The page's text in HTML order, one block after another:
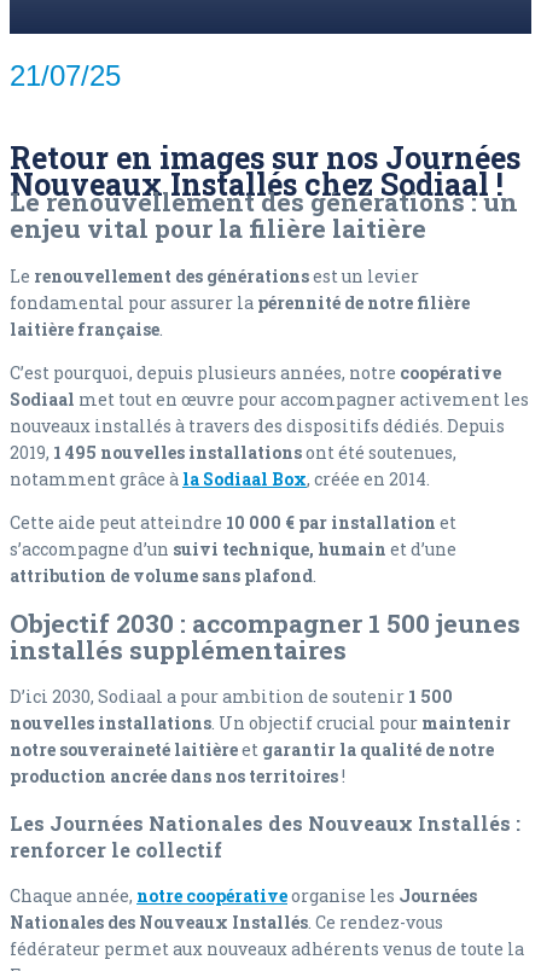
21/07/25
Retour en images sur nos Journées
Nouveaux Installés chez Sodiaal !
Le renouvellement des générations : un
enjeu vital pour la filière laitière
Le renouvellement des générationsest un levier
fondamental pour assurer la pérennité de notre filière
laitière française
C’est pourquoi, depuis plusieurs années, notre coopérative
Sodiaal met tout en œuvre pour accompagner activement les
nouveaux installés à travers des dispositifs dédiés. Depuis
2019, 1 495 nouvelles installationsont été soutenues,
notamment grâce à la Sodiaal Box, créée en 2014.
Cette aide peut atteindre 10 000 € par installation et
s’accompagne d’un suivi technique, humain et d’une
attribution de volume sans plafond
Objectif 2030 : accompagner 1 500 jeunes
installés supplémentaires
D’ici 2030, Sodiaal a pour ambition de soutenir 1 500
nouvelles installations. Un objectif crucial pour maintenir
notre souveraineté laitièreet garantir la qualité de notre
production ancrée dans nos territoires!
Les Journées Nationales des Nouveaux Installés :
renforcer le collectif
Chaque année, notre coopérativeorganise les Journées
Nationales des Nouveaux Installés. Ce rendez-vous
fédérateur permet aux nouveaux adhérents venus de toute la